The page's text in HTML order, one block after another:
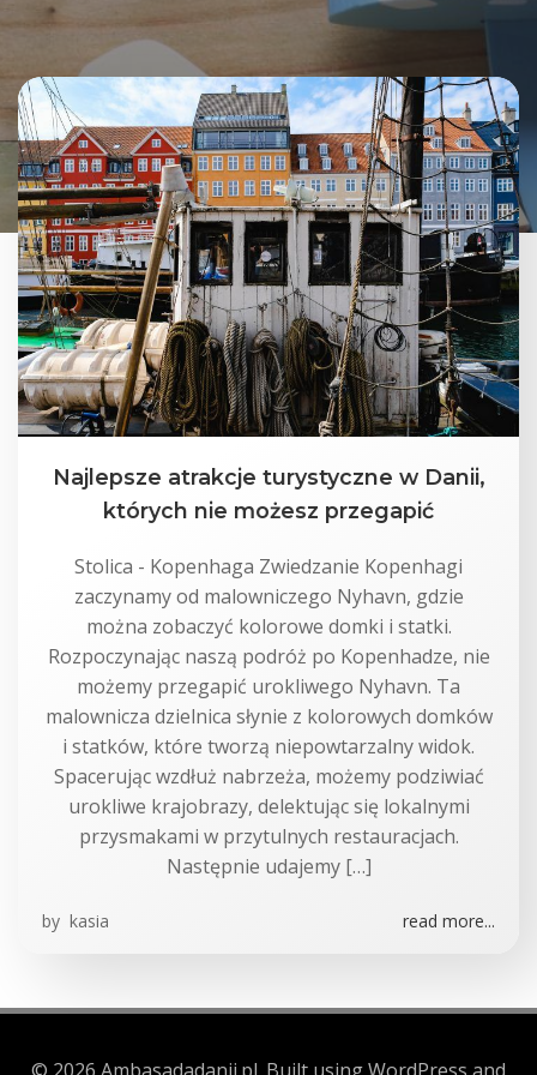
Najlepsze atrakcje turystyczne w Danii,
których nie możesz przegapić
Stolica - Kopenhaga Zwiedzanie Kopenhagi
zaczynamy od malowniczego Nyhavn, gdzie
można zobaczyć kolorowe domki i statki.
Rozpoczynając naszą podróż po Kopenhadze, nie
możemy przegapić urokliwego Nyhavn. Ta
malownicza dzielnica słynie z kolorowych domków
i statków, które tworzą niepowtarzalny widok.
Spacerując wzdłuż nabrzeża, możemy podziwiać
urokliwe krajobrazy, delektując się lokalnymi
przysmakami w przytulnych restauracjach.
Następnie udajemy […]
by kasia read more...